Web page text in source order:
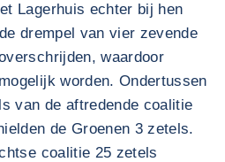
Lagerhuis echter bij hen
drempel van vier zevende
waardoor
worden. Ondertussen
van de aftredende coalitie
de Groenen 3 zetels.
coalitie 25 zetels